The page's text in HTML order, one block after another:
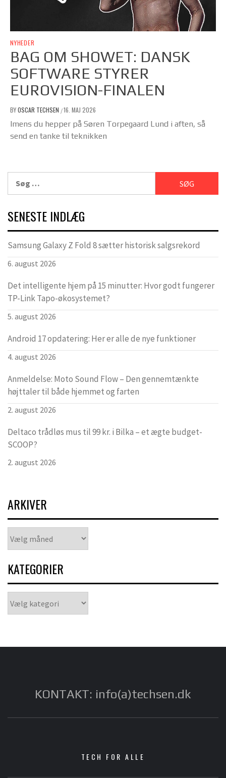
NYHEDER
BAG OM SHOWET: DANSK
SOFTWARE STYRER
EUROVISION-FINALEN
BYOSCAR TECHSEN /16. MAJ 2026
Imens du hepper på Søren Torpegaard Lund i aften, så
send en tanke til teknikken
efter:
SENESTE INDLÆG
Samsung Galaxy Z Fold 8 sætter historisk salgsrekord
6. august 2026
Det intelligente hjem på 15 minutter: Hvor godt fungerer
TP-Link Tapo-økosystemet?
5. august 2026
Android 17 opdatering: Her er alle de nye funktioner
4. august 2026
Anmeldelse: Moto Sound Flow – Den gennemtænkte
højttaler til både hjemmet og farten
2. august 2026
Deltaco trådløs mus til 99 kr. i Bilka – et ægte budget-
SCOOP?
2. august 2026
ARKIVER
KATEGORIER
KONTAKT: info(a)techsen.dk
TECH FOR ALLE